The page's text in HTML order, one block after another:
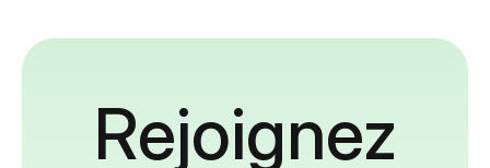
Rejoignez